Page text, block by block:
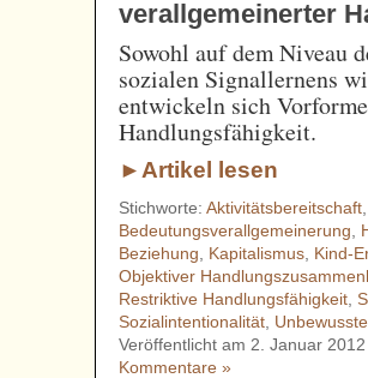
verallgemeinerter
Sowohl auf dem Niveau
sozialen Signallernens
entwickeln sich
Handlungsfähigkeit.
►Artikel lesen
Stichworte:Aktivitätsbereitschaft
Bedeutungsverallgemeinerung
Beziehung
Kapitalismus Kind-
Objektiver
Restriktive Handlungsfähigkeit ,
Sozialintentionalität
Veröffentlicht am 2. Januar
Kommentare »